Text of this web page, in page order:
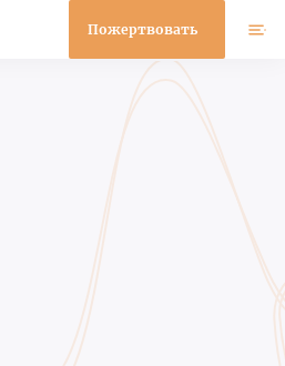
Пожертвовать
Меню